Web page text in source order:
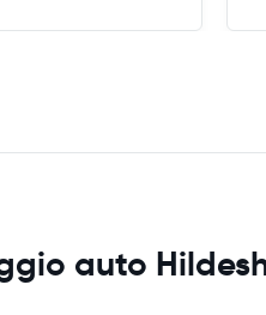
auto